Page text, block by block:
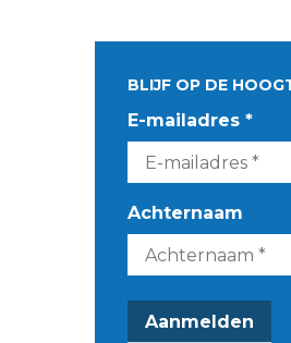
BLIJF OP DE
E-mailadres *
Achternaam